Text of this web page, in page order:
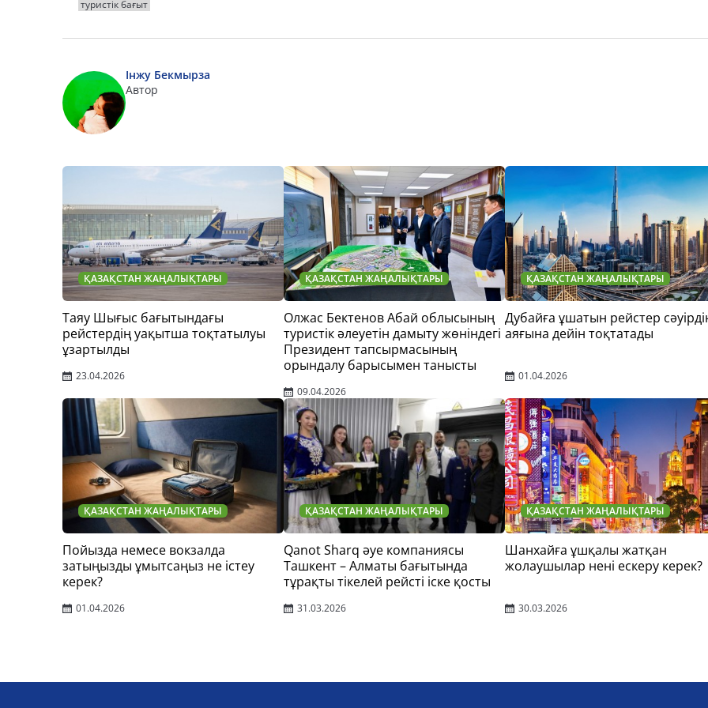
туристік бағыт
Інжу Бекмырза
Автор
ҚАЗАҚСТАН ЖАҢАЛЫҚТАРЫ
Таяу Шығыс бағытындағы
рейстердің уақытша тоқтатылуы
ұзартылды
23.04.2026
ҚАЗАҚСТАН ЖАҢАЛЫҚТАРЫ
Олжас Бектенов Абай облысының
туристік әлеуетін дамыту жөніндегі
Президент тапсырмасының
орындалу барысымен танысты
09.04.2026
ҚАЗАҚСТАН ЖАҢАЛЫҚТАРЫ
Дубайға ұшатын рейстер
аяғына дейін тоқтатады
01.04.2026
ҚАЗАҚСТАН ЖАҢАЛЫҚТАРЫ
Пойызда немесе вокзалда
затыңызды ұмытсаңыз не істеу
керек?
01.04.2026
ҚАЗАҚСТАН ЖАҢАЛЫҚТАРЫ
Qanot Sharq әуе компаниясы
Ташкент – Алматы бағытында
тұрақты тікелей рейсті іске қосты
31.03.2026
ҚАЗАҚСТАН ЖАҢАЛЫҚТАРЫ
Шанхайға ұшқалы жатқан
жолаушылар нені ескеру керек?
30.03.2026